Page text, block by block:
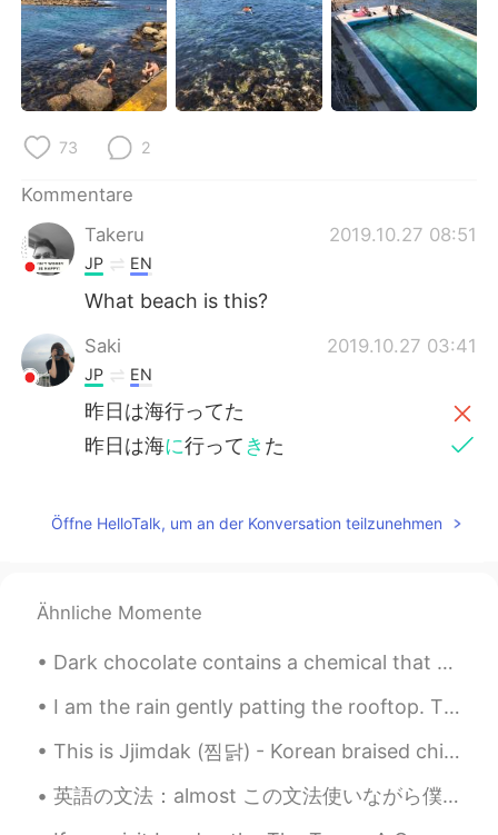
Türkçe Tiếng Việt
Português
73 2
Kommentare
Takeru
2019.10.27 08:51
JP EN
What beach is this?
Saki 2019.10.27 03:41
JP EN
昨日は海行ってた
昨日は海に行ってき た
Öffne HelloTalk, um an der Konversation teilzunehmen
Ähnliche Momente
Dark chocolate contains a chemical that our body converts into phenylethylamine , the same chemic...
I am the rain gently patting the rooftop. The drop sliding down your window. I glide past the g...
This is Jjimdak (찜닭) - Korean braised chicken, the best chicken dish we ever made. 😍🤤 Last fall...
英語の文法：almost この文法使いながら僕の生徒はよく間違える。"almost"の意味は「の近く」です。ちょっと難しいけど。時々「almost」だけでいい。時々「almost」と他のセット...